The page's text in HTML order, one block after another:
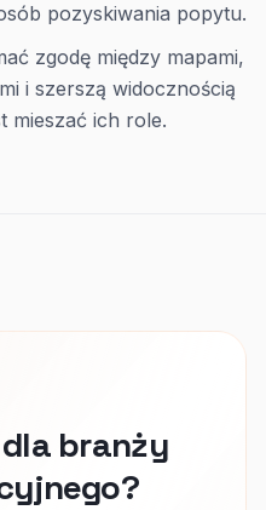
pozyskiwania popytu.
zgodę między mapami,
i szerszą widocznością
mieszać ich role.
branży